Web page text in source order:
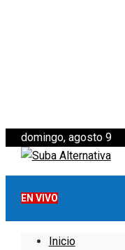
domingo, agosto 9
EN VIVO
Inicio